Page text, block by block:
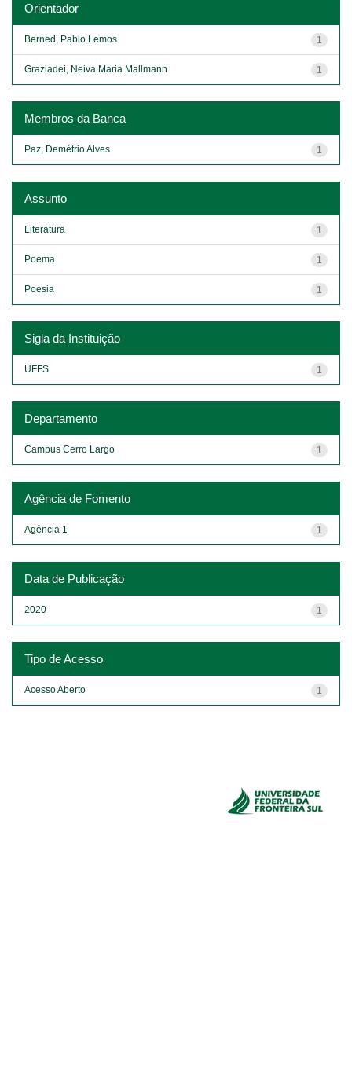
Orientador
1
Berned, Pablo Lemos
1
Graziadei, Neiva Maria Mallmann
Membros da Banca
1
Paz, Demétrio Alves
Assunto
1
Literatura
1
Poema
1
Poesia
Sigla da Instituição
1
UFFS
Departamento
1
Campus Cerro Largo
Agência de Fomento
1
Agência 1
Data de Publicação
1
2020
Tipo de Acesso
1
Acesso Aberto